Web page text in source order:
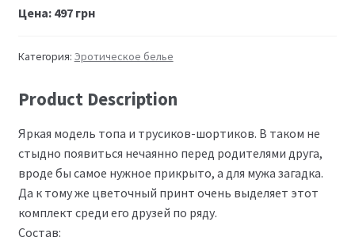
Цена: 497грн
Категория: Эротическое белье
Product Description
Яркая модель топа и трусиков-шортиков. В таком не
стыдно появиться нечаянно перед родителями друга,
вроде бы самое нужное прикрыто, а для мужа загадка.
Да к тому же цветочный принт очень выделяет этот
комплект среди его друзей по ряду.
Состав: